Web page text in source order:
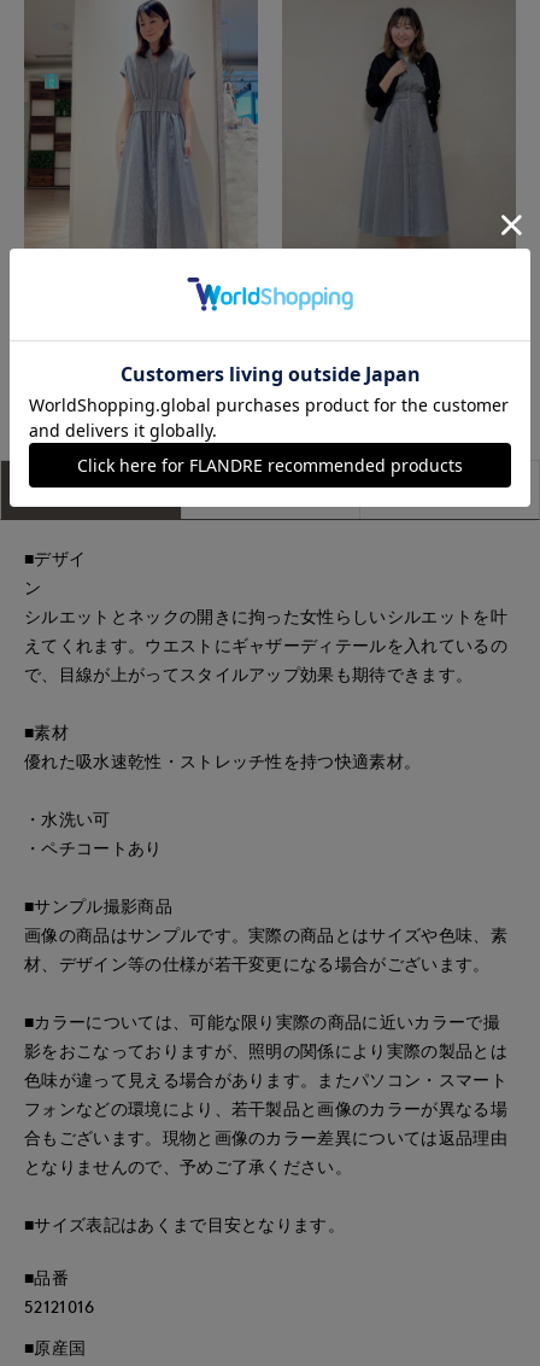
もっと見る
アイテム説明 サイズ詳細 購入レビュー
■デザイ
シルエットとネックの開きに拘った女性らしいシルエットを叶
えてくれます。ウエストにギャザーディテールを入れているの
で、目線が上がってスタイルアップ効果も期待できます。
■素材
優れた吸水速乾性・ストレッチ性を持つ快適素材。
・水洗い可
・ペチコートあり
■サンプル撮影商品
画像の商品はサンプルです。実際の商品とはサイズや色味、素
材、デザイン等の仕様が若干変更になる場合がございます。
■カラーについては、可能な限り実際の商品に近いカラーで撮
影をおこなっておりますが、照明の関係により実際の製品とは
色味が違って見える場合があります。またパソコン・スマート
フォンなどの環境により、若干製品と画像のカラーが異なる場
合もございます。現物と画像のカラー差異については返品理由
となりませんので、予めご了承ください。
■サイズ表記はあくまで目安となります。
■品番
52121016
■原産国